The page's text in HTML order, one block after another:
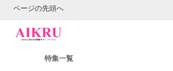
ページの先頭へ
特集一覧